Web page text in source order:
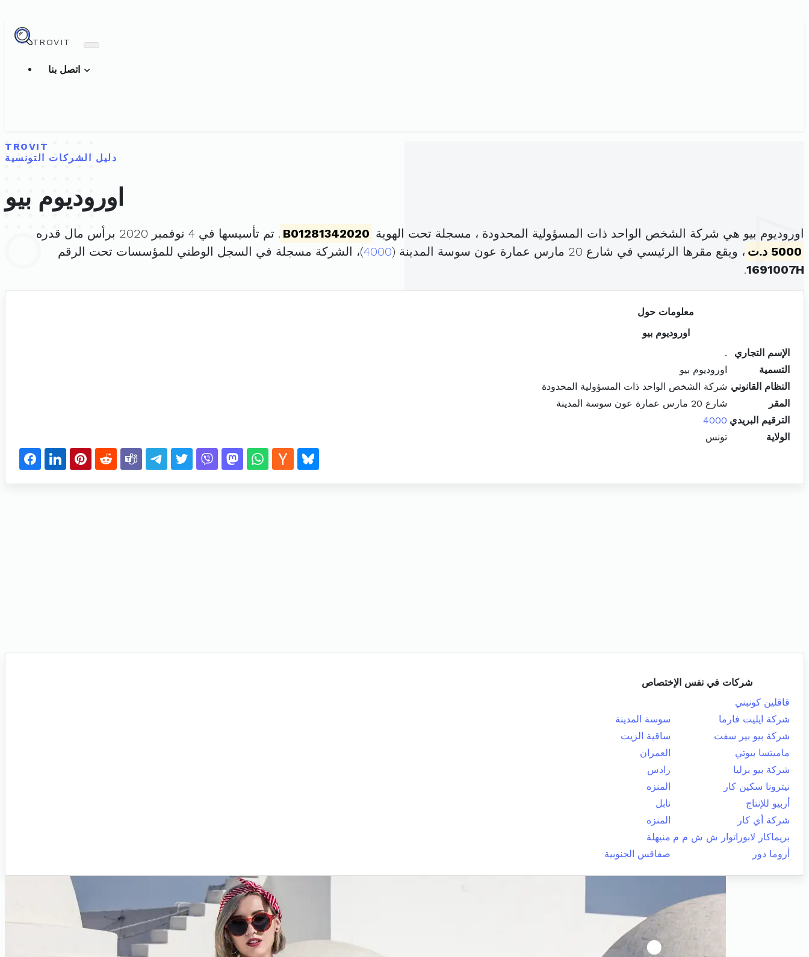
TROVIT
TROVIT
دليل الشركات التونسية
اوروديوم بيو
اوروديوم بيو هي شركة الشخص الواحد ذات المسؤولية المحدودة ، مسجلة تحت الهوية B01281342020 . تم تأسيسها في 4 نوفمبر 2020 برأس مال قدره
5000 د.ت
، ويقع مقرها الرئيسي في شارع 20 مارس عمارة عون سوسة المدينة ( 4000)، الشركة مسجلة في السجل الوطني للمؤسسات تحت الرقم
1691007H
.
معلومات حول
اوروديوم بيو
الإسم التجاري
.
التسمية
اوروديوم بيو
النظام القانوني شركة الشخص الواحد ذات المسؤولية المحدودة
المقر
شارع 20 مارس عمارة عون سوسة المدينة
الترقيم البريدي 4000
الولاية
تونس
شركات في نفس الإختصاص
قاقلين كونبني
شركة ايليت فارما
سوسة المدينة
شركة بيو بير سفت
ساقية الزيت
ماميتسا بيوتي
العمران
شركة بيو برليا
رادس
نيترونا سكين كار
المنزه
أربيو للإنتاج
نابل
شركة أي كار
المنزه
بريماكار لابوراتوار ش ش م م منيهلة
أروما دور
صفاقس الجنوبية